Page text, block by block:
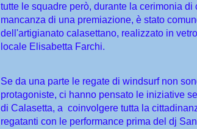
tutte le squadre però, durante la cerimonia
mancanza di una premiazione, è stato
dell'artigianato calasettano, realizzato in
locale Elisabetta Farchi.
Se da una parte le regate di windsurf non
protagoniste, ci hanno pensato le iniziative
di Calasetta, a coinvolgere tutta la
regatanti con le performance prima del dj